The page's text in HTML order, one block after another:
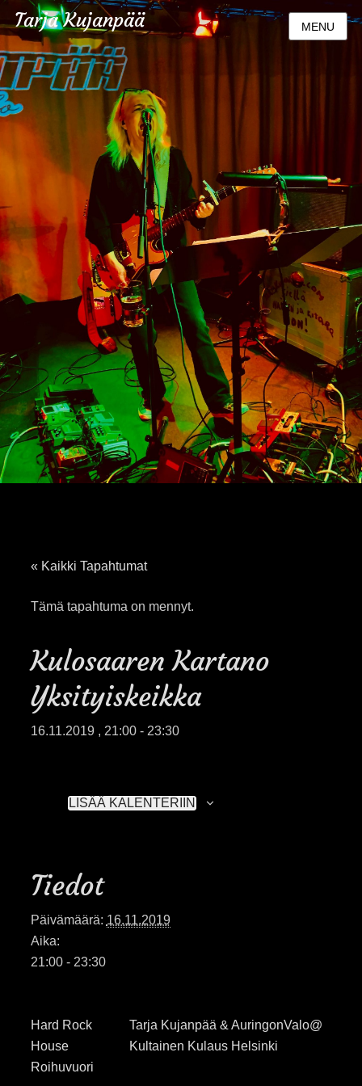
Tarja Kujanpää MENU
« Kaikki Tapahtumat
Tämä tapahtuma on mennyt.
Kulosaaren Kartano
Yksityiskeikka
16.11.2019 , 21:00- 23:30
LISÄÄ KALENTERIIN
Tiedot
Päivämäärä: 16.11.2019
Aika:
21:00 - 23:30
Hard Rock
House
Roihuvuori
Tarja Kujanpää & AuringonValo@
Kultainen Kulaus Helsinki